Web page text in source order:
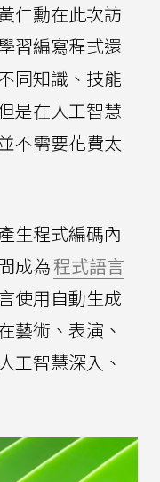
仁勳在此次訪
習編寫程式還
同知識、技能
是在人工智慧
不需要花費太
生程式編碼內
成為程式語言
使用自動生成
藝術、表演、
工智慧深入、